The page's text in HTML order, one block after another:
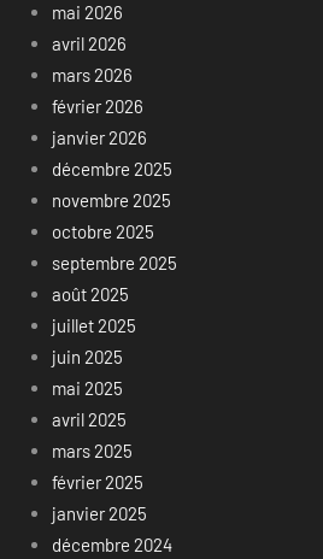
mai 2026
avril 2026
mars 2026
février 2026
janvier 2026
décembre 2025
novembre 2025
octobre 2025
septembre 2025
août 2025
juillet 2025
juin 2025
mai 2025
avril 2025
mars 2025
février 2025
janvier 2025
décembre 2024